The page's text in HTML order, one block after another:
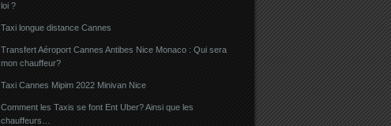
loi ?
Taxi longue distance Cannes
Transfert Aéroport Cannes Antibes Nice Monaco : Qui sera
mon chauffeur?
Taxi Cannes Mipim 2022 Minivan Nice
Comment les Taxis se font Ent Uber? Ainsi que les
chauffeurs…